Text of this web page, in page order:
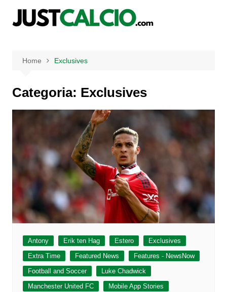
Home Exclusives
Categoria: Exclusives
Antony Erik ten Hag Estero
Exclusives
Extra Time
Featured News
Features - NewsNow
Football and Soccer
Luke Chadwick
Manchester United FC
Mobile App Stories